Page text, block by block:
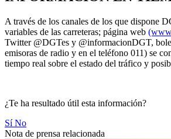
A través de los canales de los que dispone
variables de las carreteras; página web
Twitter @DGTes y @informacionDGT,
emisoras de radio y en el teléfono 011) se
tiempo real sobre el estado del tráfico y
¿Te ha resultado útil esta información?
SíNo
Nota de prensa relacionada